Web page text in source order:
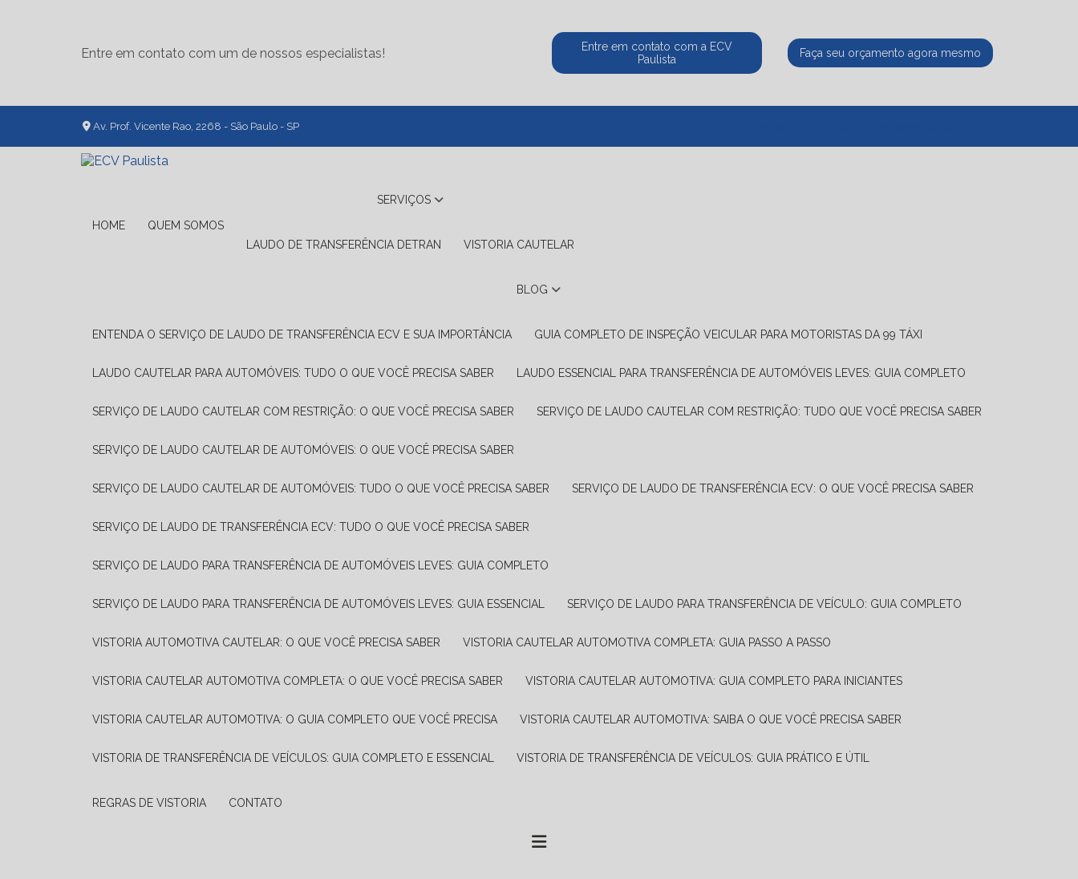
Entre em contato com um de nossos especialistas!
Entre em contato com a ECV
Paulista
Faça seu orçamento agora mesmo
Av. Prof. Vicente Rao, 2268 - São Paulo - SP
HOME QUEM SOMOS
SERVIÇOS
LAUDO DE TRANSFERÊNCIA DETRAN VISTORIA CAUTELAR
BLOG
ENTENDA O SERVIÇO DE LAUDO DE TRANSFERÊNCIA ECV E SUA IMPORTÂNCIA GUIA COMPLETO DE INSPEÇÃO VEICULAR PARA MOTORISTAS DA 99 TÁXI
LAUDO CAUTELAR PARA AUTOMÓVEIS: TUDO O QUE VOCÊ PRECISA SABER LAUDO ESSENCIAL PARA TRANSFERÊNCIA DE AUTOMÓVEIS LEVES: GUIA COMPLETO
SERVIÇO DE LAUDO CAUTELAR COM RESTRIÇÃO: O QUE VOCÊ PRECISA SABER SERVIÇO DE LAUDO CAUTELAR COM RESTRIÇÃO: TUDO QUE VOCÊ PRECISA SABER
SERVIÇO DE LAUDO CAUTELAR DE AUTOMÓVEIS: O QUE VOCÊ PRECISA SABER
SERVIÇO DE LAUDO CAUTELAR DE AUTOMÓVEIS: TUDO O QUE VOCÊ PRECISA SABER SERVIÇO DE LAUDO DE TRANSFERÊNCIA ECV: O QUE VOCÊ PRECISA SABER
SERVIÇO DE LAUDO DE TRANSFERÊNCIA ECV: TUDO O QUE VOCÊ PRECISA SABER
SERVIÇO DE LAUDO PARA TRANSFERÊNCIA DE AUTOMÓVEIS LEVES: GUIA COMPLETO
SERVIÇO DE LAUDO PARA TRANSFERÊNCIA DE AUTOMÓVEIS LEVES: GUIA ESSENCIAL SERVIÇO DE LAUDO PARA TRANSFERÊNCIA DE VEÍCULO: GUIA COMPLETO
VISTORIA AUTOMOTIVA CAUTELAR: O QUE VOCÊ PRECISA SABER VISTORIA CAUTELAR AUTOMOTIVA COMPLETA: GUIA PASSO A PASSO
VISTORIA CAUTELAR AUTOMOTIVA COMPLETA: O QUE VOCÊ PRECISA SABER VISTORIA CAUTELAR AUTOMOTIVA: GUIA COMPLETO PARA INICIANTES
VISTORIA CAUTELAR AUTOMOTIVA: O GUIA COMPLETO QUE VOCÊ PRECISA VISTORIA CAUTELAR AUTOMOTIVA: SAIBA O QUE VOCÊ PRECISA SABER
VISTORIA DE TRANSFERÊNCIA DE VEÍCULOS: GUIA COMPLETO E ESSENCIAL VISTORIA DE TRANSFERÊNCIA DE VEÍCULOS: GUIA PRÁTICO E ÚTIL
REGRAS DE VISTORIA CONTATO